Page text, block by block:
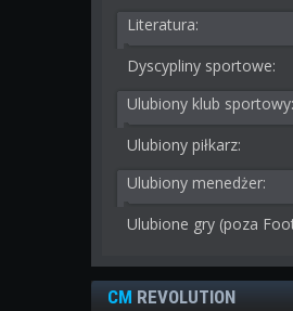
Literatura:
Dyscypliny sportowe:
Ulubiony klub sportowy:
Ulubiony piłkarz:
Ulubiony menedżer:
Ulubione gry (poza
CM REVOLUTION